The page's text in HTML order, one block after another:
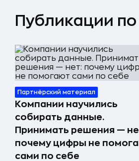
Публикации по
Партнёрский материал
Компании научились
собирать данные.
Принимать решения —
почему цифры не
сами по себе